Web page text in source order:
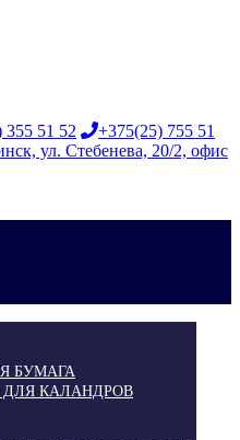
355 51 52
+375(25) 755 51
ул. Стебенева, 20/2, офис
БУМАГА
КАЛАНДРОВ